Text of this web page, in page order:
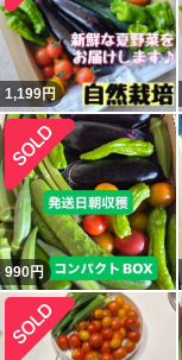
1,199円
990円